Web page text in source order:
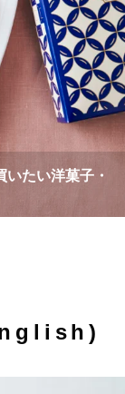
たい洋菓子・